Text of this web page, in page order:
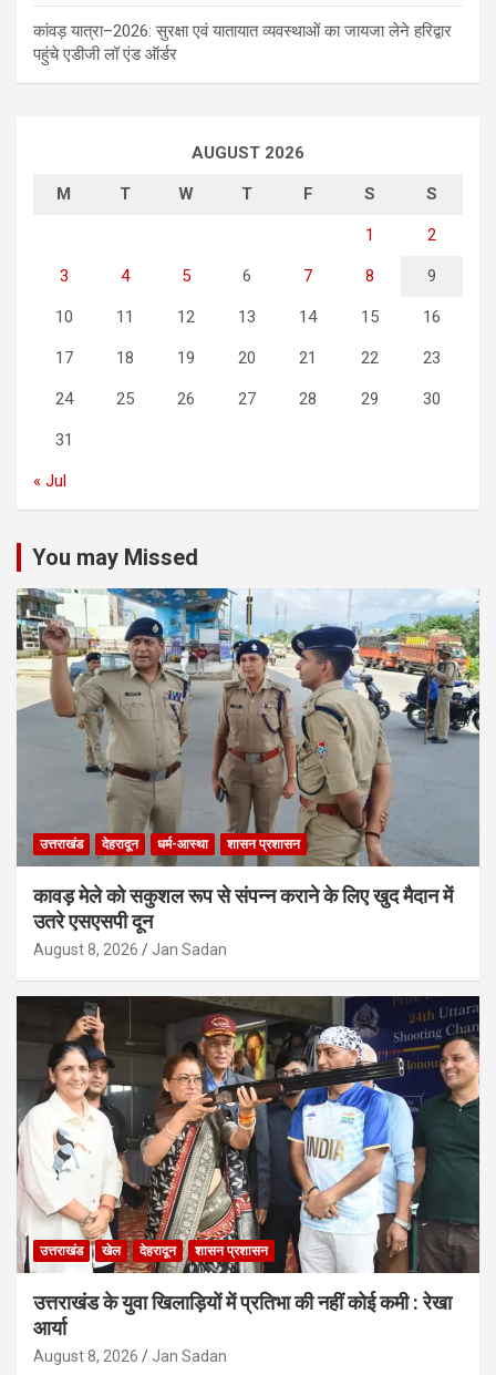
कांवड़ यात्रा–2026: सुरक्षा एवं यातायात व्यवस्थाओं का जायजा लेने हरिद्वार
पहुंचे एडीजी लॉ एंड ऑर्डर
AUGUST 2026
M T W T F S S
1 2
3 4 5 6 7 8 9
10 11 12 13 14 15 16
17 18 19 20 21 22 23
24 25 26 27 28 29 30
31
« Jul
You may Missed
उत्तराखंड देहरादून धर्म-आस्था शासन प्रशासन
कावड़ मेले को सकुशल रूप से संपन्न कराने के लिए खुद मैदान में
उतरे एसएसपी दून
August 8, 2026 Jan Sadan
उत्तराखंड खेल देहरादून शासन प्रशासन
उत्तराखंड के युवा खिलाड़ियों में प्रतिभा की नहीं कोई कमी : रेखा
आर्या
August 8, 2026 Jan Sadan